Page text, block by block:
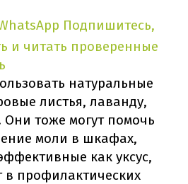
Подпишитесь,
и читать проверенные
натуральные
листья, лаванду,
Они тоже могут помочь
моли в шкафах,
как уксус,
в профилактических